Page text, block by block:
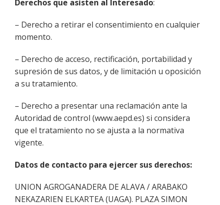
Derechos que asisten al Interesado:
– Derecho a retirar el consentimiento en cualquier
momento.
– Derecho de acceso, rectificación, portabilidad y
supresión de sus datos, y de limitación u oposición
a su tratamiento.
– Derecho a presentar una reclamación ante la
Autoridad de control (www.aepd.es) si considera
que el tratamiento no se ajusta a la normativa
vigente.
Datos de contacto para ejercer sus derechos:
UNION AGROGANADERA DE ALAVA / ARABAKO
NEKAZARIEN ELKARTEA (UAGA). PLAZA SIMON